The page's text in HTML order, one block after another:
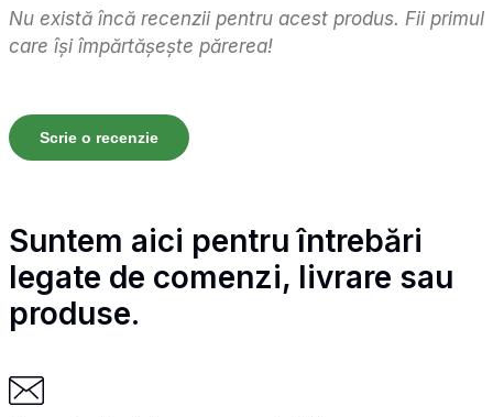
Nu există încă recenzii pentru acest produs. Fii primul
care își împărtășește părerea!
Scrie o recenzie
Suntem aici pentru întrebări
legate de comenzi, livrare sau
produse.